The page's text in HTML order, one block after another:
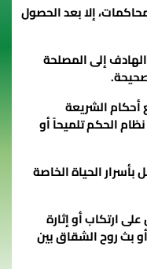
إلا بعد الحصول
إلى المصلحة
الشريعة
الحكم تلميحاً أو
الحياة الخاصة
ارتكاب أو إثارة
بث روح الشقاق بين